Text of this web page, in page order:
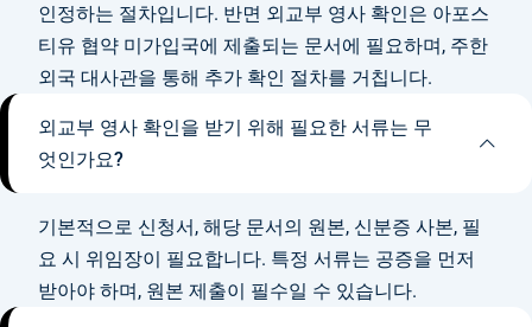
인정하는 절차입니다. 반면 외교부 영사 확인은 아포스
티유 협약 미가입국에 제출되는 문서에 필요하며, 주한
외국 대사관을 통해 추가 확인 절차를 거칩니다.
외교부 영사 확인을 받기 위해 필요한 서류는 무
엇인가요?
기본적으로 신청서, 해당 문서의 원본, 신분증 사본, 필
요 시 위임장이 필요합니다. 특정 서류는 공증을 먼저
받아야 하며, 원본 제출이 필수일 수 있습니다.